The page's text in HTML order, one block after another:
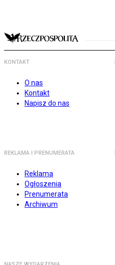
KONTAKT
O nas
Kontakt
Napisz do nas
REKLAMA I PRENUMERATA
Reklama
Ogłoszenia
Prenumerata
Archiwum